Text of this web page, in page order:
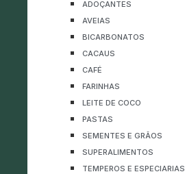
ADOÇANTES
AVEIAS
BICARBONATOS
CACAUS
CAFÉ
FARINHAS
LEITE DE COCO
PASTAS
SEMENTES E GRÃOS
SUPERALIMENTOS
TEMPEROS E ESPECIARIAS